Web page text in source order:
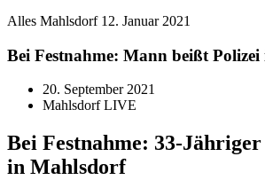
Alles Mahlsdorf 12. Januar 2021
Bei Festnahme: Mann beißt
20. September 2021
Mahlsdorf LIVE
Bei Festnahme: 33-
in Mahlsdorf